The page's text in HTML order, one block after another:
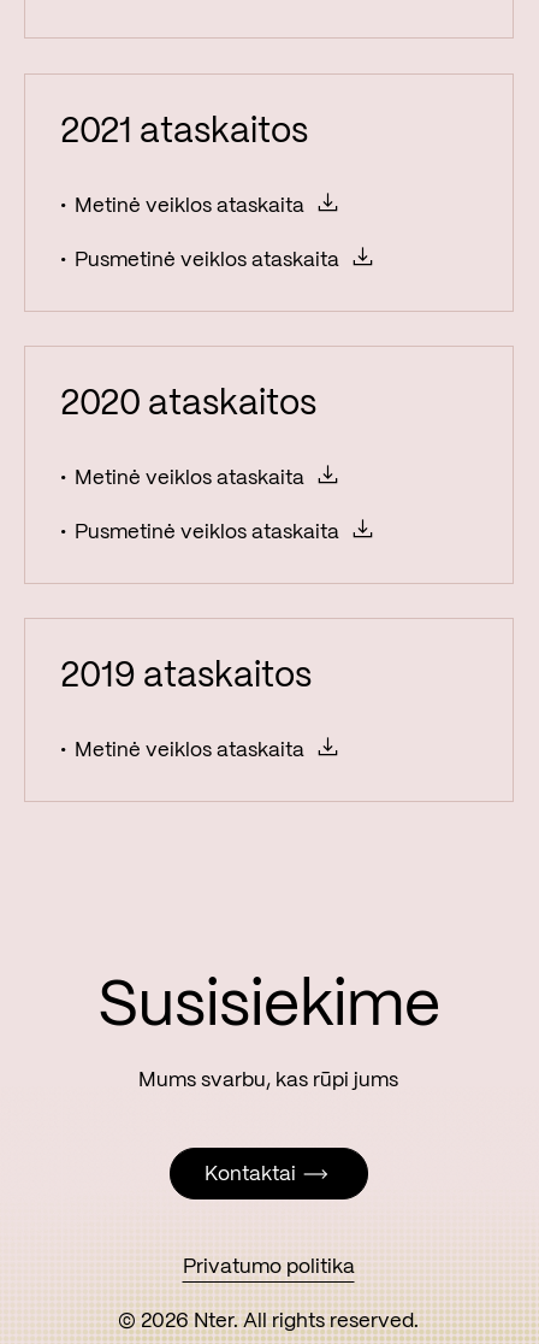
2021 ataskaitos
Metinė veiklos ataskaita
Pusmetinė veiklos ataskaita
2020 ataskaitos
Metinė veiklos ataskaita
Pusmetinė veiklos ataskaita
2019 ataskaitos
Metinė veiklos ataskaita
Susisiekime
Kontaktai